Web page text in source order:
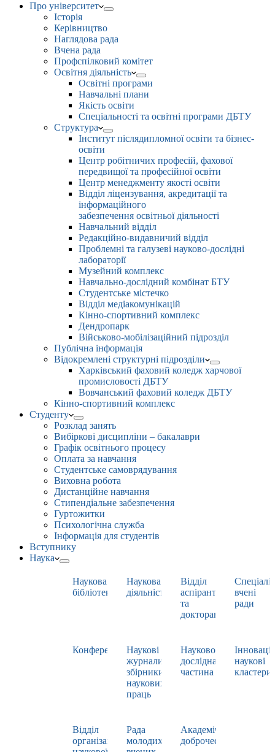
Про університет
Історія
Керівництво
Наглядова рада
Вчена рада
Профспілковий комітет
Освітня діяльність
Освітні програми
Навчальні плани
Якість освіти
Спеціальності та освітні програми ДБТУ
Структура
Інститут післядипломної освіти та бізнес-
освіти
Центр робітничих професій, фахової
передвищої та професійної освіти
Центр менеджменту якості освіти
Відділ ліцензування, акредитації та
інформаційного
забезпечення освітньої діяльності
Навчальний відділ
Редакційно-видавничий відділ
Проблемні та галузеві науково-дослідні
лабораторії
Музейний комплекс
Навчально-дослідний комбінат БТУ
Студентське містечко
Відділ медіакомунікацій
Кінно-спортивний комплекс
Дендропарк
Військово-мобілізаційний підрозділ
Публічна інформація
Відокремлені структурні підрозділи
Харківський фаховий коледж харчової
промисловості ДБТУ
Вовчанський фаховий коледж ДБТУ
Кінно-спортивний комплекс
Студенту
Розклад занять
Вибіркові дисципліни – бакалаври
Графік освітнього процесу
Оплата за навчання
Студентське самоврядування
Виховна робота
Дистанційне навчання
Стипендіальне забезпечення
Гуртожитки
Психологічна служба
Інформація для студентів
Вступнику
Наука
Наукова
бібліотека
Наукова
діяльність
Відділ
аспірантури
та
докторантури
вчені
ради
Конференції
Наукові
журнали,
збірники
наукових
праць
Науково-
дослідна
частина
наукові
кластери
Відділ
організації
Рада
молодих
Академічна
доброчесність